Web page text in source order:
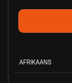
AFRIKAANS